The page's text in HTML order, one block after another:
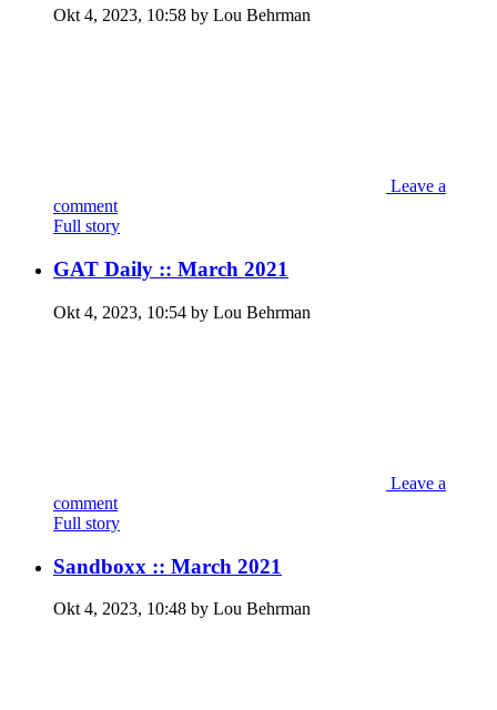
Okt 4, 2023, 10:58 by Lou Behrman
Leave a
comment
Full story
GAT Daily :: March 2021
Okt 4, 2023, 10:54 by Lou Behrman
Leave a
comment
Full story
Sandboxx :: March 2021
Okt 4, 2023, 10:48 by Lou Behrman